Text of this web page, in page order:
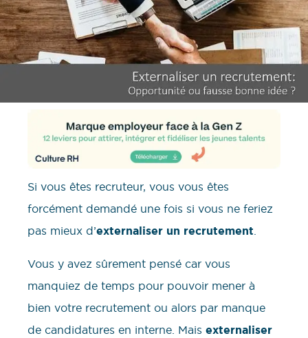
Si vous êtes recruteur, vous vous êtes
forcément demandé une fois si vous ne feriez
pas mieux d’externaliser un recrutement.
Vous y avez sûrement pensé car vous
manquiez de temps pour pouvoir mener à
bien votre recrutement ou alors par manque
de candidatures en interne. Mais externaliser